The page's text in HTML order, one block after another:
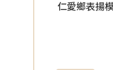
仁愛鄉表揚